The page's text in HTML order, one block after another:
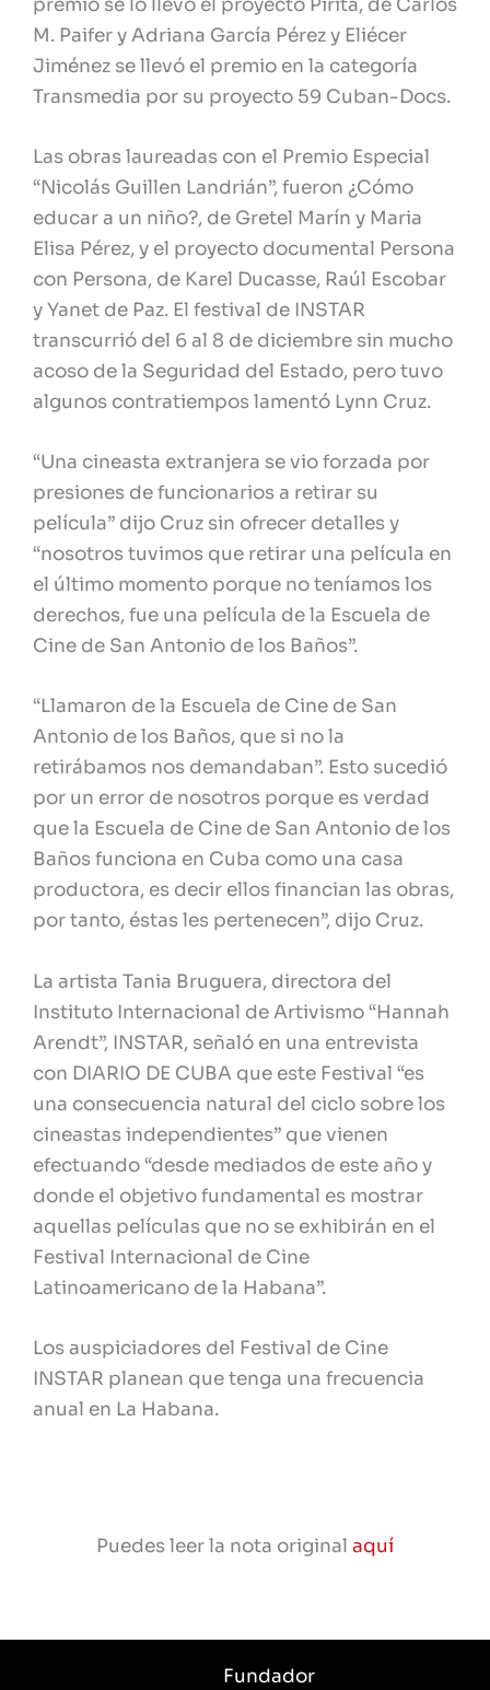
premio se lo llevó el proyecto Pirita, de Carlos
M. Paifer y Adriana García Pérez y Eliécer
Jiménez se llevó el premio en la categoría
Transmedia por su proyecto 59 Cuban-Docs.
Las obras laureadas con el Premio Especial
“Nicolás Guillen Landrián”, fueron ¿Cómo
educar a un niño?, de Gretel Marín y Maria
Elisa Pérez, y el proyecto documental Persona
con Persona, de Karel Ducasse, Raúl Escobar
y Yanet de Paz. El festival de INSTAR
transcurrió del 6 al 8 de diciembre sin mucho
acoso de la Seguridad del Estado, pero tuvo
algunos contratiempos lamentó Lynn Cruz.
“Una cineasta extranjera se vio forzada por
presiones de funcionarios a retirar su
película” dijo Cruz sin ofrecer detalles y
“nosotros tuvimos que retirar una película en
el último momento porque no teníamos los
derechos, fue una película de la Escuela de
Cine de San Antonio de los Baños”.
“Llamaron de la Escuela de Cine de San
Antonio de los Baños, que si no la
retirábamos nos demandaban”. Esto sucedió
por un error de nosotros porque es verdad
que la Escuela de Cine de San Antonio de los
Baños funciona en Cuba como una casa
productora, es decir ellos financian las obras,
por tanto, éstas les pertenecen”, dijo Cruz.
La artista Tania Bruguera, directora del
Instituto Internacional de Artivismo “Hannah
Arendt”, INSTAR, señaló en una entrevista
con DIARIO DE CUBA que este Festival “es
una consecuencia natural del ciclo sobre los
cineastas independientes” que vienen
efectuando “desde mediados de este año y
donde el objetivo fundamental es mostrar
aquellas películas que no se exhibirán en el
Festival Internacional de Cine
Latinoamericano de la Habana”.
Los auspiciadores del Festival de Cine
INSTAR planean que tenga una frecuencia
anual en La Habana.
Puedes leer la nota original aquí
Fundador